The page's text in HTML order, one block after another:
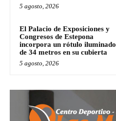
5 agosto, 2026
El Palacio de Exposiciones y
Congresos de Estepona
incorpora un rótulo iluminado
de 34 metros en su cubierta
5 agosto, 2026